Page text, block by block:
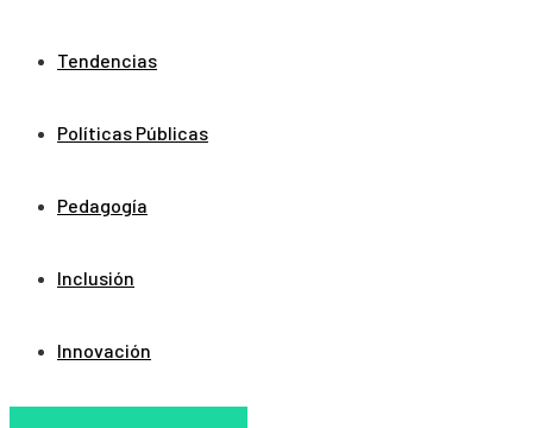
Tendencias
Políticas Públicas
Pedagogía
Inclusión
Innovación